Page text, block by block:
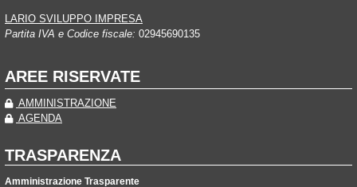
LARIO SVILUPPO IMPRESA
Partita IVA e Codice fiscale: 02945690135
AREE RISERVATE
AMMINISTRAZIONE
AGENDA
TRASPARENZA
Amministrazione Trasparente